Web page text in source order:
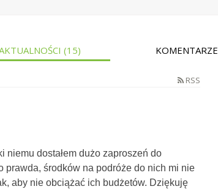
(15) KOMENTARZE
RSS
niemu dostałem dużo zaproszeń do
prawda, środków na podróże do nich mi nie
aby nie obciążać ich budżetów. Dziękuję